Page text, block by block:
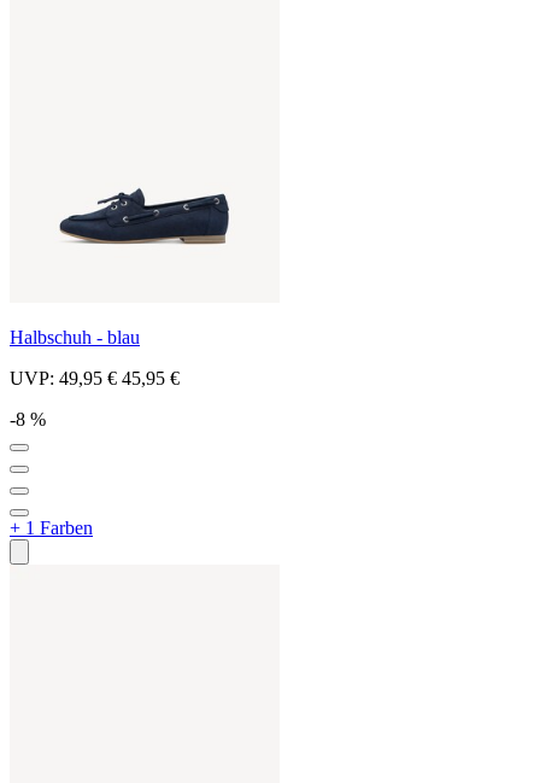
Halbschuh - blau
UVP: 49,95 € 45,95 €
-8 %
+ 1 Farben